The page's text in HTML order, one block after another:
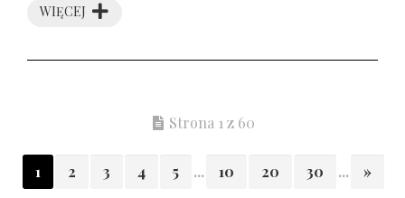
WIĘCEJ
Strona 1 z 60
1 2 3 4 5 ... 10 20 30 ... »